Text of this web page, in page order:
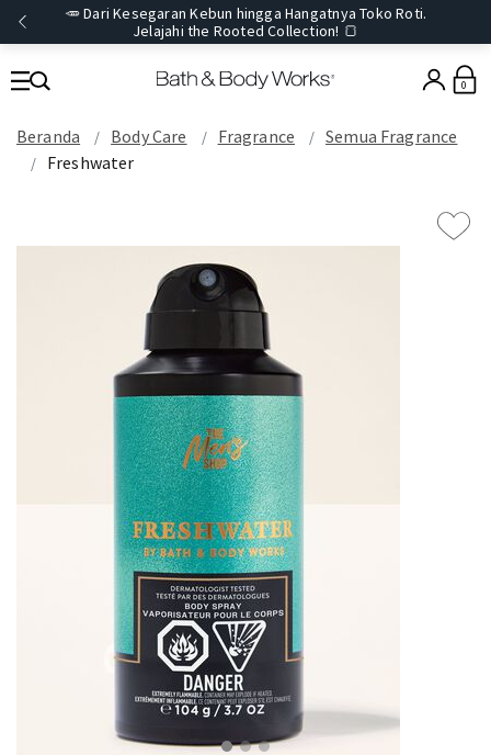
🥕 Dari Kesegaran Kebun hingga Hangatnya Toko Roti.
Jelajahi the Rooted Collection! 🍞
0
Beranda Body Care Fragrance
Semua Fragrance
Freshwater